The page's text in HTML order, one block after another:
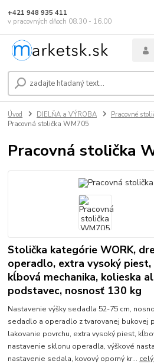
+421 948 935 411
v pracovných dňoch 08.30 - 16.00
Úvod DIELŇA a VÝROBA Pracovné
Pracovná stolička WM705
Pracovná stolička
Stolička kategórie WORK,
operadlo, extra vysoký piest,
kĺbová mechanika, kolieska
podstavec, nosnosť 130 kg
Nastavenie výšky sedadla 52-75 cm,
sedadlo a operadlo z tvarovanej bukovej
lakovanie povrchu, extra vysoký piest,
nastavenie sklonu operadla, výškové
nastavenie sedala, kovový oporný kr...